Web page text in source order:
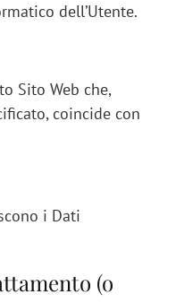
dell’Utente.
Sito Web che,
coincide con
i Dati
(o